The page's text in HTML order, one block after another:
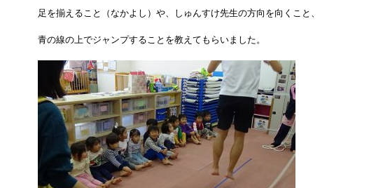
足を揃えること（なかよし）や、しゅんすけ先生の方向を向くこと、
青の線の上でジャンプすることを教えてもらいました。